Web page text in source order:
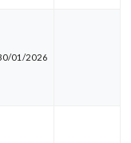
01/2026